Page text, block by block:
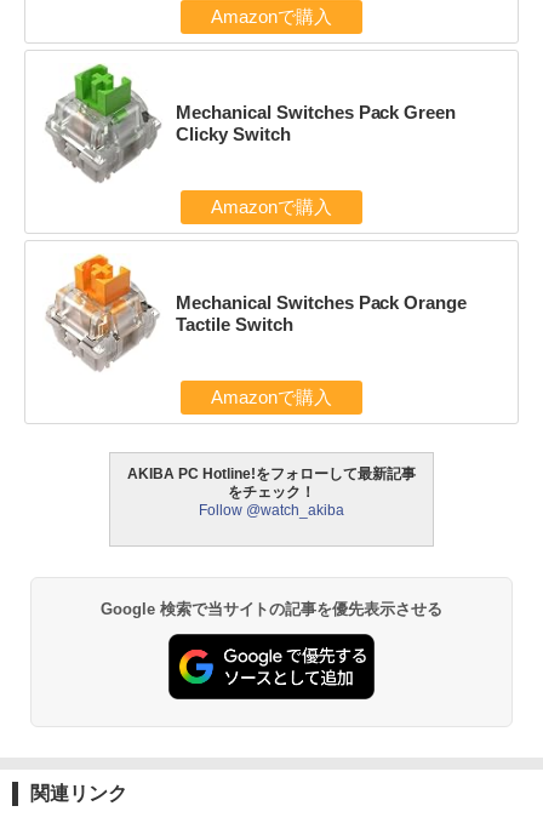
Amazonで購入
Mechanical Switches Pack Green
Clicky Switch
Amazonで購入
Mechanical Switches Pack Orange
Tactile Switch
Amazonで購入
AKIBA PC Hotline!をフォローして最新記事
をチェック！
Follow @watch_akiba
Google 検索で当サイトの記事を優先表示させる
関連リンク